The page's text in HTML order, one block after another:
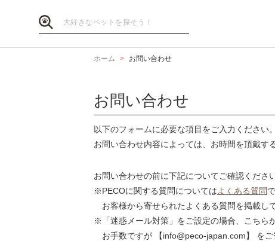
ホーム お問い合わせ
お問い合わせ
以下のフォームに必要な項目をご入力ください。
お問い合わせ内容によっては、お時間を頂戴す
お問い合わせの前に下記についてご確認ください
※PECOに関する質問についてはよくある質問
お客様から寄せられたよくある質問を掲載し
※「迷惑メール対策」をご設定の場合、こちら
お手数ですが 【info@peco-japan.com】 をご